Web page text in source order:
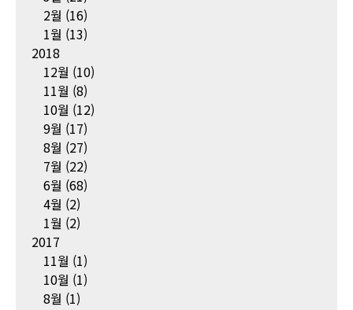
2월 (16)
1월 (13)
2018
12월 (10)
11월 (8)
10월 (12)
9월 (17)
8월 (27)
7월 (22)
6월 (68)
4월 (2)
1월 (2)
2017
11월 (1)
10월 (1)
8월 (1)